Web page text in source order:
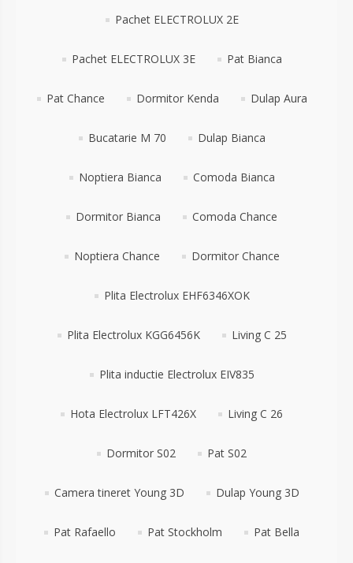
Pachet ELECTROLUX 2E
Pachet ELECTROLUX 3E Pat Bianca
Pat Chance Dormitor Kenda Dulap Aura
Bucatarie M 70 Dulap Bianca
Noptiera Bianca Comoda Bianca
Dormitor Bianca Comoda Chance
Noptiera Chance Dormitor Chance
Plita Electrolux EHF6346XOK
Plita Electrolux KGG6456K Living C 25
Plita inductie Electrolux EIV835
Hota Electrolux LFT426X Living C 26
Dormitor S02 Pat S02
Camera tineret Young 3D Dulap Young 3D
Pat Rafaello Pat Stockholm Pat Bella